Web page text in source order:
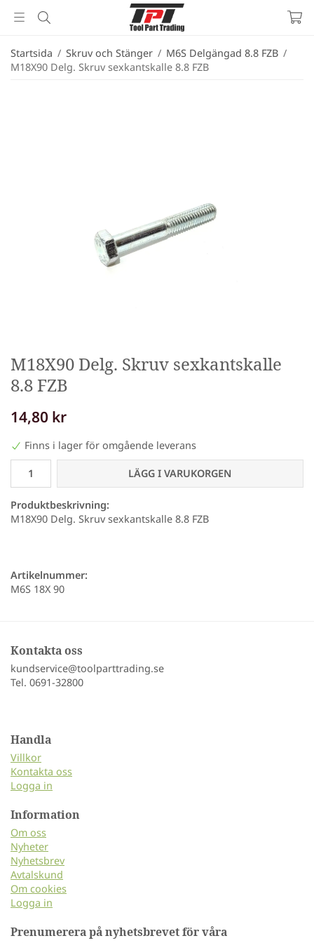
Startsida / Skruv och Stänger / M6S Delgängad 8.8 FZB /
M18X90 Delg. Skruv sexkantskalle 8.8 FZB
M18X90 Delg. Skruv sexkantskalle
8.8 FZB
14,80 kr
Finns i lager för omgående leverans
LÄGG I VARUKORGEN
Produktbeskrivning:
M18X90 Delg. Skruv sexkantskalle 8.8 FZB
Artikelnummer:
M6S 18X 90
Kontakta oss
kundservice@toolparttrading.se
Tel. 0691-32800
Handla
Villkor
Kontakta oss
Logga in
Information
Om oss
Nyheter
Nyhetsbrev
Avtalskund
Om cookies
Logga in
Prenumerera på nyhetsbrevet för våra